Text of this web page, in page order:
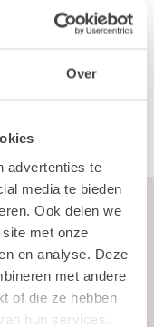
Over
advertenties te
media te bieden
Ook delen we
met onze
en analyse. Deze
met andere
of die ze hebben
hun services.
acties